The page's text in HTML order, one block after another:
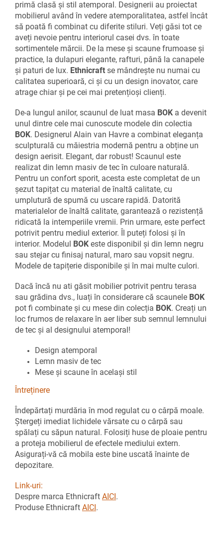
primă clasă și stil atemporal. Designerii au proiectat
mobilierul având în vedere atemporalitatea, astfel încât
să poată fi combinat cu diferite stiluri. Veți găsi tot ce
aveți nevoie pentru interiorul casei dvs. în toate
sortimentele mărcii. De la mese și scaune frumoase și
practice, la dulapuri elegante, rafturi, până la canapele
și paturi de lux. Ethnicraft se mândrește nu numai cu
calitatea superioară, ci și cu un design inovator, care
atrage chiar și pe cei mai pretențioși clienți.
De-a lungul anilor, scaunul de luat masa BOK a devenit
unul dintre cele mai cunoscute modele din colectia
BOK. Designerul Alain van Havre a combinat eleganța
sculpturală cu măiestria modernă pentru a obține un
design aerisit. Elegant, dar robust! Scaunul este
realizat din lemn masiv de tec în culoare naturală.
Pentru un confort sporit, acesta este completat de un
șezut tapițat cu material de înaltă calitate, cu
umplutură de spumă cu uscare rapidă. Datorită
materialelor de înaltă calitate, garantează o rezistență
ridicată la intemperiile vremii. Prin urmare, este perfect
potrivit pentru mediul exterior. Îl puteți folosi și în
interior. Modelul BOK este disponibil și din lemn negru
sau stejar cu finisaj natural, maro sau vopsit negru.
Modele de tapițerie disponibile și în mai multe culori.
Dacă încă nu ati găsit mobilier potrivit pentru terasa
sau grădina dvs., luați în considerare că scaunele BOK
pot fi combinate și cu mese din colecția BOK. Creați un
loc frumos de relaxare în aer liber sub semnul lemnului
de tec și al designului atemporal!
Design atemporal
Lemn masiv de tec
Mese și scaune în același stil
Întreținere
Îndepărtați murdăria în mod regulat cu o cârpă moale.
Ștergeți imediat lichidele vărsate cu o cârpă sau
spălați cu săpun natural. Folosiți huse de ploaie pentru
a proteja mobilierul de efectele mediului extern.
Asigurați-vă că mobila este bine uscată înainte de
depozitare.
Link-uri:
Despre marca Ethnicraft AICI.
Produse Ethnicraft AICI.